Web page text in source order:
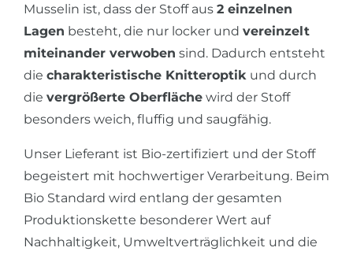
Musselin ist, dass der Stoff aus 2 einzelnen
Lagen besteht, die nur locker und vereinzelt
miteinander verwoben sind. Dadurch entsteht
die charakteristische Knitteroptik und durch
die vergrößerte Oberfläche wird der Stoff
besonders weich, fluffig und saugfähig.
Unser Lieferant ist Bio-zertifiziert und der Stoff
begeistert mit hochwertiger Verarbeitung. Beim
Bio Standard wird entlang der gesamten
Produktionskette besonderer Wert auf
Nachhaltigkeit, Umweltverträglichkeit und die